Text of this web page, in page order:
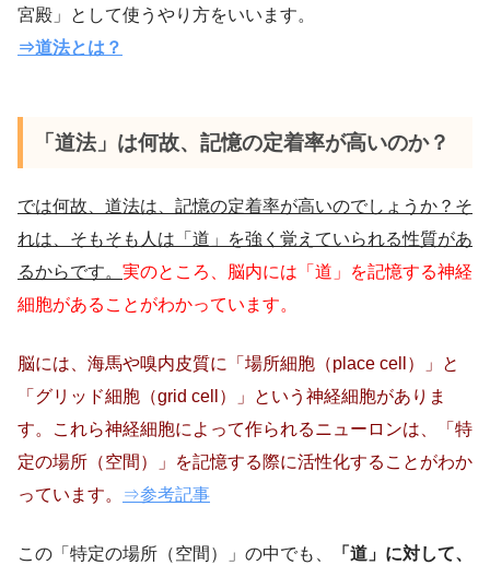
宮殿」として使うやり方をいいます。
⇒道法とは？
「道法」は何故、記憶の定着率が高いのか？
では何故、道法は、記憶の定着率が高いのでしょうか？そ
れは、そもそも人は「道」を強く覚えていられる性質があ
るからです。 実のところ、脳内には「道」を記憶する神経
細胞があることがわかっています。
脳には、海馬や嗅内皮質に「場所細胞（place cell）」と
「グリッド細胞（grid cell）」という神経細胞がありま
す。これら神経細胞によって作られるニューロンは、「特
定の場所（空間）」を記憶する際に活性化することがわか
っています。
⇒参考記事
この「特定の場所（空間）」の中でも、
「道」に対して、